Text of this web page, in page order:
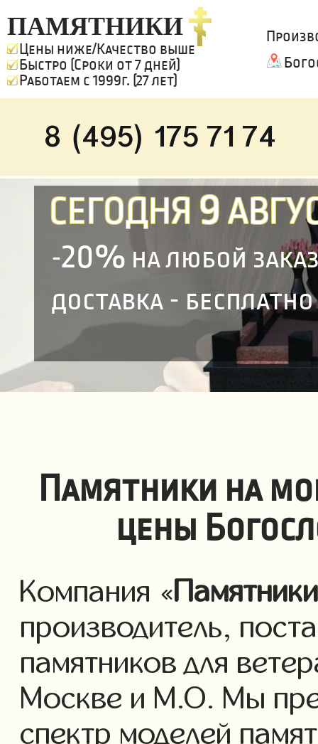
ПАМЯТНИКИ
Цены ниже/Качество выше
Быстро (Сроки от 7 дней)
Работаем с 1999г. (27 лет)
8 (495) 175 71 74
СЕГОДНЯ 9
-20% на любой
доставка - бесплатно
Памятники на
цены
Компания «Памятники
производитель,
памятников для
Москве и М.О. Мы
спектр моделей